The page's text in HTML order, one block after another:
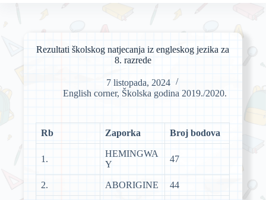
Rezultati školskog natjecanja iz engleskog jezika za
8. razrede
7 listopada, 2024
English corner, Školska godina 2019./2020.
Rb Zaporka Broj bodova
1.
HEMINGWA
Y
47
2. ABORIGINE 44